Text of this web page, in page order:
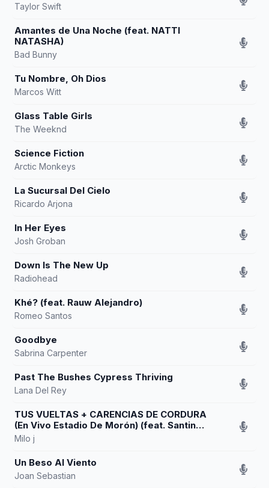
Taylor Swift
Amantes de Una Noche (feat. NATTI
NATASHA)
Bad Bunny
Tu Nombre, Oh Dios
Marcos Witt
Glass Table Girls
The Weeknd
Science Fiction
Arctic Monkeys
La Sucursal Del Cielo
Ricardo Arjona
In Her Eyes
Josh Groban
Down Is The New Up
Radiohead
Khé? (feat. Rauw Alejandro)
Romeo Santos
Goodbye
Sabrina Carpenter
Past The Bushes Cypress Thriving
Lana Del Rey
TUS VUELTAS + CARENCIAS DE CORDURA
(En Vivo Estadio De Morón) (feat. Santino
y Yami Safdie)
Milo j
Un Beso Al Viento
Joan Sebastian